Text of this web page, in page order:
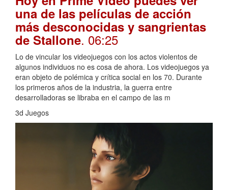
una de las películas de acción
más desconocidas y sangrientas
de Stallone. 06:25
Lo de vincular los videojuegos con los actos violentos de
algunos individuos no es cosa de ahora. Los videojuegos ya
eran objeto de polémica y crítica social en los 70. Durante
los primeros años de la industria, la guerra entre
desarrolladoras se libraba en el campo de las m
3d Juegos